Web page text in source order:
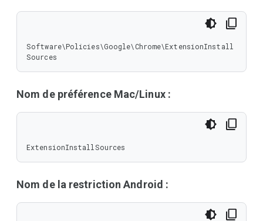
Software\Policies\Google\Chrome\ExtensionInstall
Sources
Nom de préférence Mac/Linux :
ExtensionInstallSources
Nom de la restriction Android :